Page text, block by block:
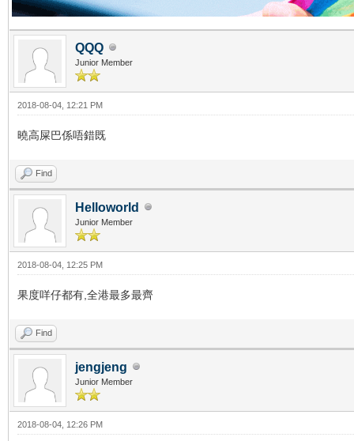
QQQ
Junior Member
2018-08-04, 12:21 PM
曉高屎巴係唔錯既
Find
Helloworld
Junior Member
2018-08-04, 12:25 PM
果度咩仔都有,全港最多最齊
Find
jengjeng
Junior Member
2018-08-04, 12:26 PM